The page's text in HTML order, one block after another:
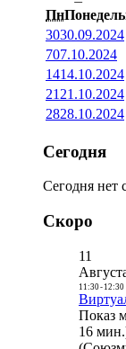
Пн
3030.09.2024
707.10.2024
1414.10.2024
21 21.10.2024
2828.10.2024
Сегодня
Сегодня нет
Скоро
11
11:30- 12:30
Показ
16